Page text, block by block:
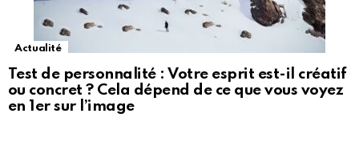
Actualité
Test de personnalité : Votre esprit est-il créatif
ou concret ? Cela dépend de ce que vous voyez
en 1er sur l’image